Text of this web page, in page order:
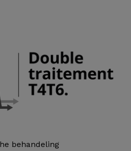
behandeling